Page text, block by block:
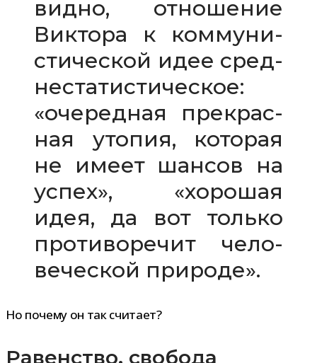
видно, отно­ше­ние
Виктора к ком­му­ни­
сти­че­ской идее сред­
не­ста­ти­сти­че­ское:
«оче­ред­ная пре­крас­
ная уто­пия, кото­рая
не имеет шан­сов на
успех», «хоро­шая
идея, да вот только
про­ти­во­ре­чит чело­
ве­че­ской природе».
Но почему он так считает?
Равенство, свобода